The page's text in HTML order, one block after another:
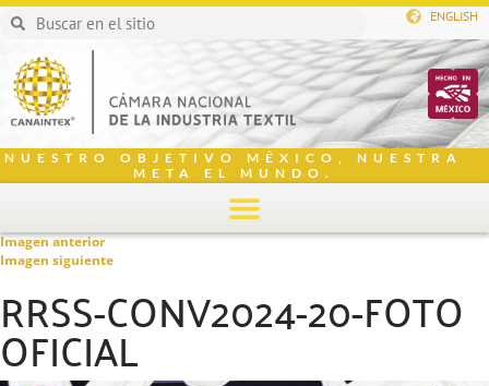
ENGLISH
NUESTRO OBJETIVO MÉXICO, NUESTRA
META EL MUNDO.
Imagen anterior
Imagen siguiente
RRSS-CONV2024-20-FOTO
OFICIAL